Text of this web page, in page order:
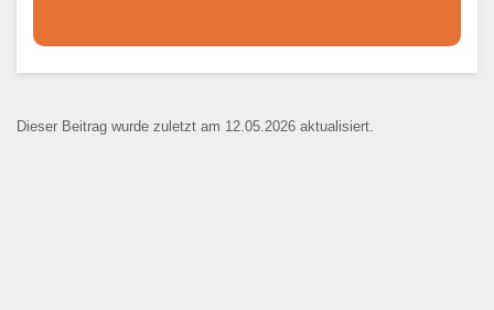
Kontaktaufnahme und ist nicht
Dieser Beitrag wurde zuletzt am 12.05.2026 aktualisiert.